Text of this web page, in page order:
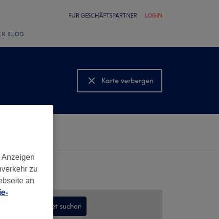
FÜR GESCHÄFTSPARTNER LOGIN
BLOG
Karte verbergen
Karte anzeigen
In diesem Gebiet suchen
zu
an